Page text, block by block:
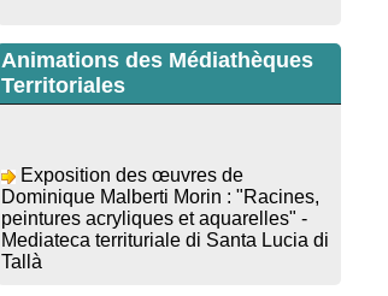
Animations des Médiathèques
Territoriales
Dominique Malberti Morin : "Racines,
peintures acryliques et aquarelles" -
Mediateca territuriale di Santa Lucia di
Tallà
Animation : "Petits lecteurs" -